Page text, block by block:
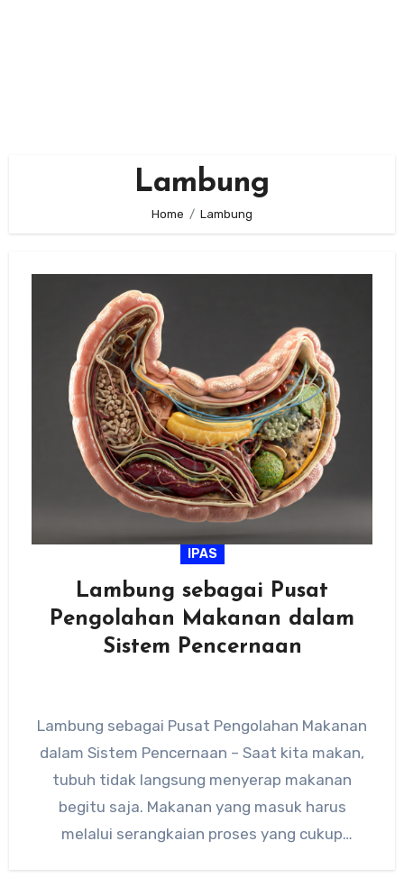
Lambung
Home Lambung
IPAS
Lambung sebagai Pusat
Pengolahan Makanan dalam
Sistem Pencernaan
Lambung sebagai Pusat Pengolahan Makanan
dalam Sistem Pencernaan – Saat kita makan,
tubuh tidak langsung menyerap makanan
begitu saja. Makanan yang masuk harus
melalui serangkaian proses yang cukup